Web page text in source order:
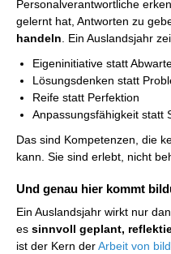
Personalverantwortliche
gelernt hat, Antworten zu
handeln. Ein Auslandsjahr
Eigeninitiative statt
Lösungsdenken statt
Reife statt Perfektion
Anpassungsfähigkeit statt
Das sind Kompetenzen, die
kann. Sie sind erlebt, nicht
Und genau hier kommt
Ein Auslandsjahr wirkt nur
es sinnvoll geplant,
ist der Kern derArbeit von